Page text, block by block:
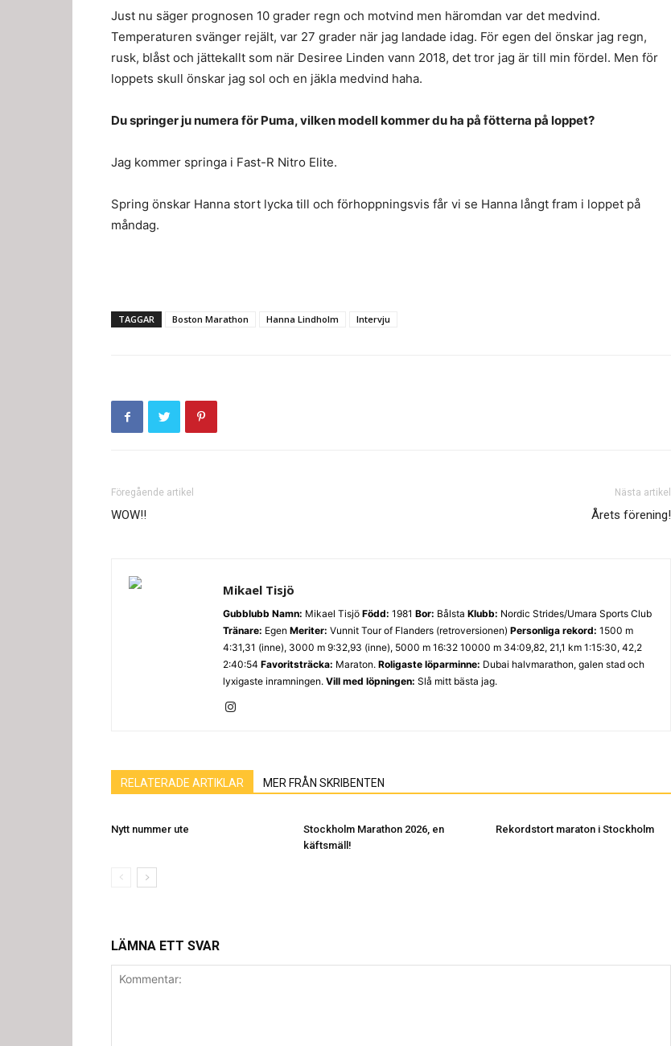
Just nu säger prognosen 10 grader regn och motvind men häromdan var det medvind.
Temperaturen svänger rejält, var 27 grader när jag landade idag. För egen del önskar jag regn,
rusk, blåst och jättekallt som när Desiree Linden vann 2018, det tror jag är till min fördel. Men för
loppets skull önskar jag sol och en jäkla medvind haha.
Du springer ju numera för Puma, vilken modell kommer du ha på fötterna på loppet?
Jag kommer springa i Fast-R Nitro Elite.
Spring önskar Hanna stort lycka till och förhoppningsvis får vi se Hanna långt fram i loppet på
måndag.
TAGGAR Boston Marathon Hanna Lindholm Intervju
Föregående artikel
WOW!!
Nästa artikel
Årets förening!
Mikael Tisjö
Gubblubb Namn: Mikael Tisjö Född: 1981 Bor: Bålsta Klubb: Nordic Strides/Umara Sports Club
Tränare: Egen Meriter: Vunnit Tour of Flanders (retroversionen) Personliga rekord: 1500 m
4:31,31 (inne), 3000 m 9:32,93 (inne), 5000 m 16:32 10000 m 34:09,82, 21,1 km 1:15:30, 42,2
2:40:54 Favoritsträcka: Maraton. Roligaste löparminne: Dubai halvmarathon, galen stad och
lyxigaste inramningen. Vill med löpningen: Slå mitt bästa jag.
RELATERADE ARTIKLAR MER FRÅN SKRIBENTEN
Nytt nummer ute
Stockholm Marathon 2026, en
käftsmäll!
Rekordstort maraton i Stockholm
LÄMNA ETT SVAR